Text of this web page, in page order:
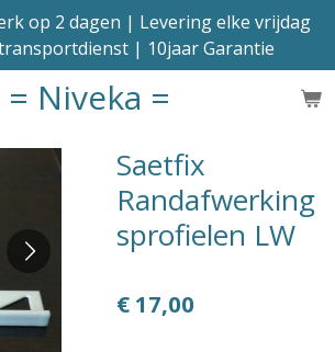
= Niveka =
op 2 dagen | Levering elke vrijdag
| 10jaar Garantie
Saetfix
Randafwerking
sprofielen LW
€ 17,00